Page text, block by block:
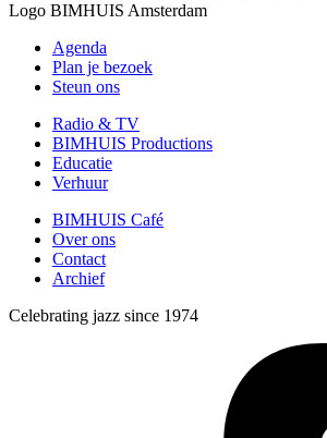
Logo BIMHUIS Amsterdam
Agenda
Plan je bezoek
Steun ons
Radio & TV
BIMHUIS Productions
Educatie
Verhuur
BIMHUIS Café
Over ons
Contact
Archief
Celebrating jazz since 1974